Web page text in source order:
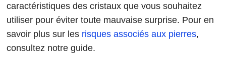
caractéristiques des cristaux que vous souhaitez
utiliser pour éviter toute mauvaise surprise. Pour en
savoir plus sur les risques associés aux pierres,
consultez notre guide.